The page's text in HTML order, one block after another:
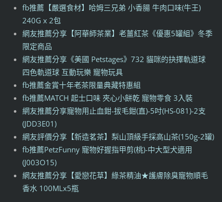
fb推薦【嚴選食材】哈姆三兄弟 小香腸 牛肉口味(牛王)
240G x 2包
網友推薦分享【阿華師茶業】老薑紅茶《優惠5罐組》冬季
限定商品
網友推薦分享《美國 Petstages》732 貓咪的抉擇軌道球
四色軌道球 互動玩樂 寵物玩具
fb推薦金賞十年老茶限量典藏特惠組
fb推薦MATCH 起士口味 夾心小餅乾 寵物零食 3入裝
網友推薦分享寵物用止血鉗-拔毛鉗(直)-5吋(HS-081)-2支
(JDD3E01)
網友評價分享【新造茗茶】梨山頂級手採高山茶(150g-2罐)
fb推薦PetzFunny 寵物好握指甲剪(桃)-中大型犬適用
(J003O15)
網友推薦分享【愛戀花草】綠茶精油★護膚除臭寵物順毛
香水 100MLx5瓶